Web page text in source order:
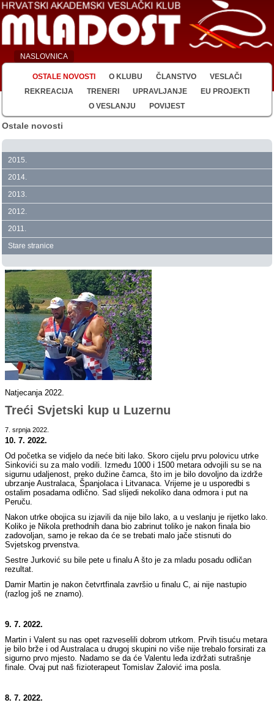
NASLOVNICA
OSTALE NOVOSTI O KLUBU ČLANSTVO
VESLAČI
REKREACIJA
TRENERI UPRAVLJANJE
EU PROJEKTI
O VESLANJU
POVIJEST
Ostale novosti
2015.
2014.
2013.
2012.
2011.
Stare stranice
Natjecanja 2022.
Treći Svjetski kup u Luzernu
7. srpnja 2022.
10. 7. 2022.
Od početka se vidjelo da neće biti lako. Skoro cijelu prvu polovicu utrke
Sinkovići su za malo vodili. Između 1000 i 1500 metara odvojili su se na
sigurnu udaljenost, preko dužine čamca, što im je bilo dovoljno da izdrže
ubrzanje Australaca, Španjolaca i Litvanaca. Vrijeme je u usporedbi s
ostalim posadama odlično. Sad slijedi nekoliko dana odmora i put na
Peruču.
Nakon utrke obojica su izjavili da nije bilo lako, a u veslanju je rijetko lako.
Koliko je Nikola prethodnih dana bio zabrinut toliko je nakon finala bio
zadovoljan, samo je rekao da će se trebati malo jače stisnuti do
Svjetskog prvenstva.
Sestre Jurković su bile pete u finalu A što je za mladu posadu odličan
rezultat.
Damir Martin je nakon četvrtfinala završio u finalu C, ai nije nastupio
(razlog još ne znamo).
9. 7. 2022.
Martin i Valent su nas opet razveselili dobrom utrkom. Prvih tisuću metara
je bilo brže i od Australaca u drugoj skupini no više nije trebalo forsirati za
sigurno prvo mjesto. Nadamo se da će Valentu leđa izdržati sutrašnje
finale. Ovaj put naš fizioterapeut Tomislav Zalović ima posla.
8. 7. 2022.